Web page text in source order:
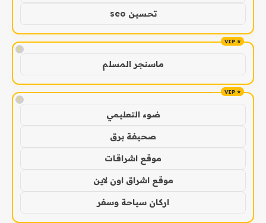
تحسين seo
!
ماسنجر المسلم
!
ضوء التعليمي
صحيفة برق
موقع اشراقات
موقع اشراق اون لاين
اركان سياحة وسفر